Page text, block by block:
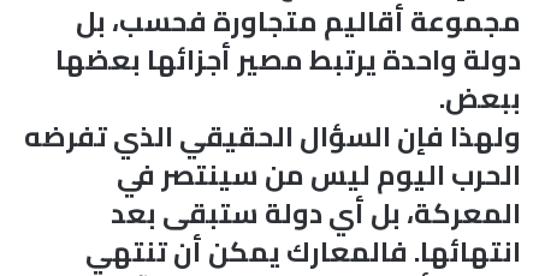
مجموعة أقاليم متجاورة فحسب، بل
دولة واحدة يرتبط مصير أجزائها بعضها
ببعض.
ولهذا فإن السؤال الحقيقي الذي تفرضه
الحرب اليوم ليس من سينتصر في
المعركة، بل أي دولة ستبقى بعد
انتهائها. فالمعارك يمكن أن تنتهي